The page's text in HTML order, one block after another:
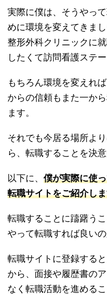
実際に僕は、そうやっ
めに環境を変えてきま
整形外科クリニックに
したくて訪問看護ステ
もちろん環境を変えれ
からの信頼もまた一か
ます。
それでも今居る場所よ
ら、転職することを決意
以下に、 僕が実際に使
転職サイトをご紹介し
転職することに躊躇う
やって転職すれば良い
転職サイトに登録する
から、面接や履歴書の
なく転職活動を進めるこ